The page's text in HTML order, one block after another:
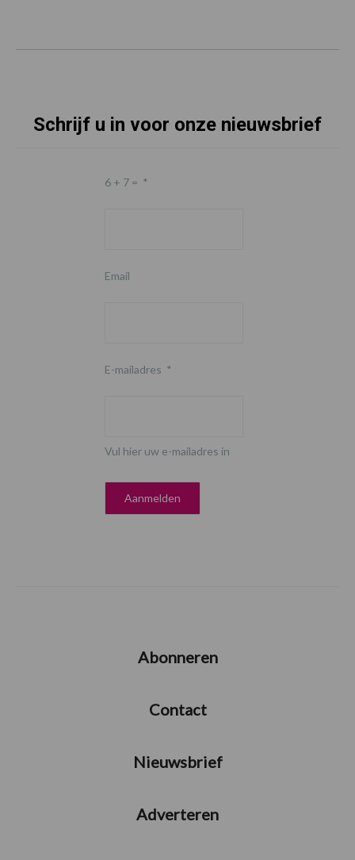
Schrijf u in voor onze nieuwsbrief
6 + 7 = *
Email
E-mailadres *
Vul hier uw e-mailadres in
Abonneren
Contact
Nieuwsbrief
Adverteren